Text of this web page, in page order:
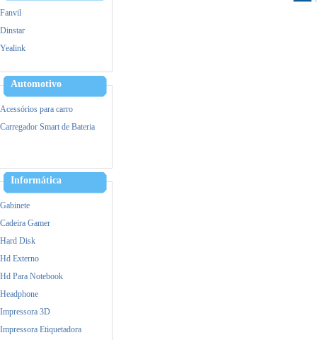
Fanvil
Dinstar
Yealink
Hikvision
Automotivo
Acessórios para carro
Carregador Smart de Bateria
Informática
Gabinete
Cadeira Gamer
Hard Disk
Hd Externo
Hd Para Notebook
Headphone
Impressora 3D
Impressora Etiquetadora